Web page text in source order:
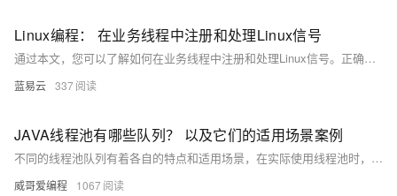
Linux编程： 在业务线程中注册和处理Linux信号
通过本文，您可以了解如何在业务线程中注册和处理Linux信号。正确处理信号可以提高程序的健壮性和稳定性。希望这些内容能帮助您更好地理解和应用Linux信号处理机制。
蓝易云 337
JAVA线程池有哪些队列？ 以及它们的适用场景案例
不同的线程池队列有着各自的特点和适用场景，在实际使用线程池时，需要根据具体的业务需求、系统资源状况以及对任务执行顺序、响应时间等方面的要求，合理选择相应的队列来构建线程池，以实现高效的任务处理。
威哥爱编程 1067